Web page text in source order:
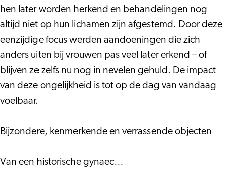
hen later worden herkend en behandelingen nog
altijd niet op hun lichamen zijn afgestemd. Door deze
eenzijdige focus werden aandoeningen die zich
anders uiten bij vrouwen pas veel later erkend – of
blijven ze zelfs nu nog in nevelen gehuld. De impact
van deze ongelijkheid is tot op de dag van vandaag
voelbaar.
Bijzondere, kenmerkende en verrassende objecten
Van een historische gynaec…